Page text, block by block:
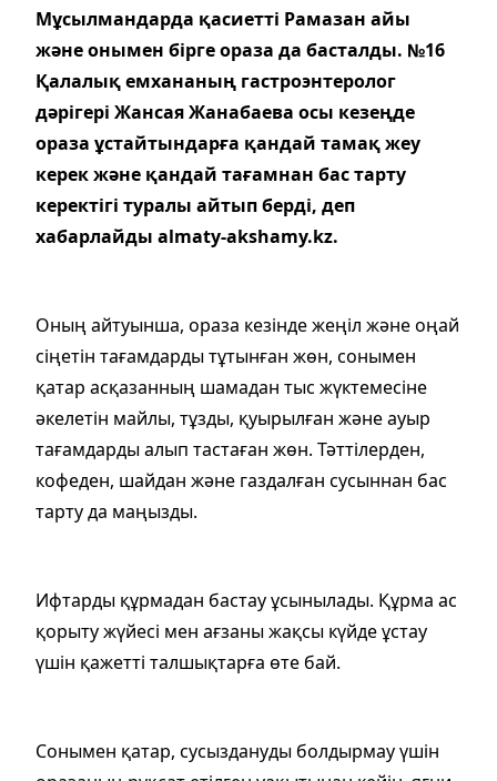
Мұсылмандарда қасиетті Рамазан айы
және онымен бірге ораза да басталды. №16
Қалалық емхананың гастроэнтеролог
дәрігері Жансая Жанабаева осы кезеңде
ораза ұстайтындарға қандай тамақ жеу
керек және қандай тағамнан бас тарту
керектігі туралы айтып берді, деп
хабарлайды аlmaty-akshamy.kz.
Оның айтуынша, ораза кезінде жеңіл және оңай
сіңетін тағамдарды тұтынған жөн, сонымен
қатар асқазанның шамадан тыс жүктемесіне
әкелетін майлы, тұзды, қуырылған және ауыр
тағамдарды алып тастаған жөн. Тәттілерден,
кофеден, шайдан және газдалған сусыннан бас
тарту да маңызды.
Ифтарды құрмадан бастау ұсынылады. Құрма ас
қорыту жүйесі мен ағзаны жақсы күйде ұстау
үшін қажетті талшықтарға өте бай.
Сонымен қатар, сусыздануды болдырмау үшін